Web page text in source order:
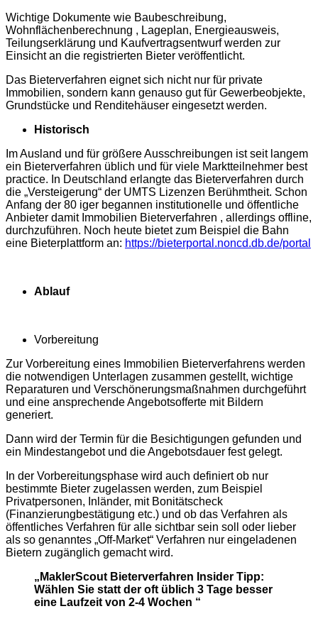
Wichtige Dokumente wie Baubeschreibung,
Wohnflächenberechnung , Lageplan, Energieausweis,
Teilungserklärung und Kaufvertragsentwurf werden zur
Einsicht an die registrierten Bieter veröffentlicht.
Das Bieterverfahren eignet sich nicht nur für private
Immobilien, sondern kann genauso gut für Gewerbeobjekte,
Grundstücke und Renditehäuser eingesetzt werden.
Historisch
Im Ausland und für größere Ausschreibungen ist seit langem
ein Bieterverfahren üblich und für viele Marktteilnehmer best
practice. In Deutschland erlangte das Bieterverfahren durch
die „Versteigerung“ der UMTS Lizenzen Berühmtheit. Schon
Anfang der 80 iger begannen institutionelle und öffentliche
Anbieter damit Immobilien Bieterverfahren , allerdings offline,
durchzuführen. Noch heute bietet zum Beispiel die Bahn
eine Bieterplattform an: https://bieterportal.noncd.db.de/portal
Ablauf
Vorbereitung
Zur Vorbereitung eines Immobilien Bieterverfahrens werden
die notwendigen Unterlagen zusammen gestellt, wichtige
Reparaturen und Verschönerungsmaßnahmen durchgeführt
und eine ansprechende Angebotsofferte mit Bildern
generiert.
Dann wird der Termin für die Besichtigungen gefunden und
ein Mindestangebot und die Angebotsdauer fest gelegt.
In der Vorbereitungsphase wird auch definiert ob nur
bestimmte Bieter zugelassen werden, zum Beispiel
Privatpersonen, Inländer, mit Bonitätscheck
(Finanzierungbestätigung etc.) und ob das Verfahren als
öffentliches Verfahren für alle sichtbar sein soll oder lieber
als so genanntes „Off-Market“ Verfahren nur eingeladenen
Bietern zugänglich gemacht wird.
„MaklerScout Bieterverfahren Insider Tipp:
Wählen Sie statt der oft üblich 3 Tage besser
eine Laufzeit von 2-4 Wochen “